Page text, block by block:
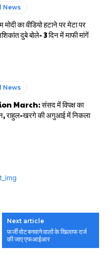
News
का वीडियो हटाने पर मेटा पर
दुबे बोले- 3 दिन में माफी मांगें
News
March: संसद में विपक्ष का
राहुल-खरगे की अगुआई में निकला
Next article
फर्जी वोट बनवाने वालों के खिलाफ दर्ज
की जाए एफआईआर